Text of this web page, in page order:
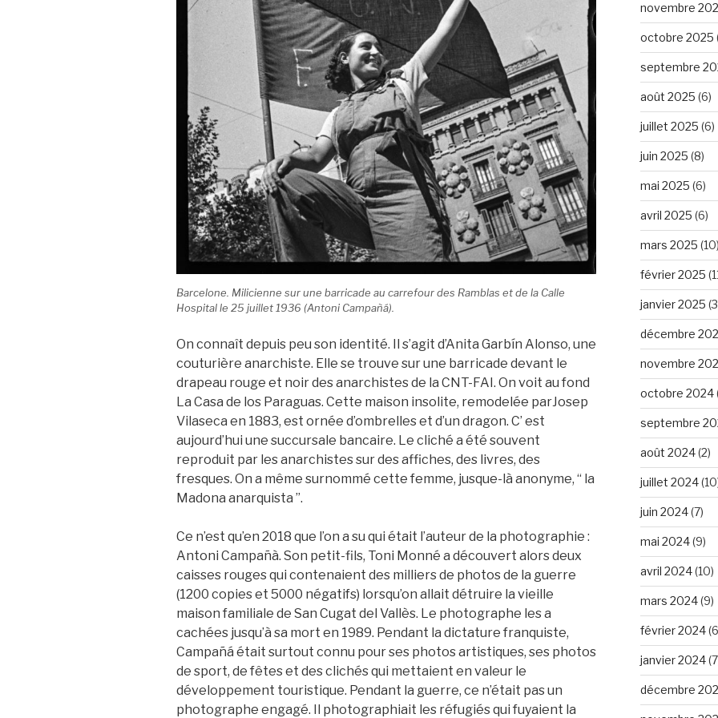
Barcelone. Milicienne sur une barricade au carrefour des Ramblas et de la Calle
Hospital le 25 juillet 1936 (Antoni Campañá).
On connaît depuis peu son identité. Il s’agit d’Anita Garbín Alonso, une
couturière anarchiste. Elle se trouve sur une barricade devant le
drapeau rouge et noir des anarchistes de la CNT-FAI. On voit au fond
La Casa de los Paraguas. Cette maison insolite, remodelée parJosep
Vilaseca en 1883, est ornée d’ombrelles et d’un dragon. C’ est
aujourd’hui une succursale bancaire. Le cliché a été souvent
reproduit par les anarchistes sur des affiches, des livres, des
fresques. On a même surnommé cette femme, jusque-là anonyme, “ la
Madona anarquista ”.
Ce n’est qu’en 2018 que l’on a su qui était l’auteur de la photographie :
Antoni Campañà. Son petit-fils, Toni Monné a découvert alors deux
caisses rouges qui contenaient des milliers de photos de la guerre
(1200 copies et 5000 négatifs) lorsqu’on allait détruire la vieille
maison familiale de San Cugat del Vallès. Le photographe les a
cachées jusqu’à sa mort en 1989. Pendant la dictature franquiste,
Campañá était surtout connu pour ses photos artistiques, ses photos
de sport, de fêtes et des clichés qui mettaient en valeur le
développement touristique. Pendant la guerre, ce n’était pas un
photographe engagé. Il photographiait les réfugiés qui fuyaient la
novembre
octobre 2025
septembre
août 2025 (6)
juillet 2025 (6)
juin 2025 (8)
mai 2025 (6)
avril 2025 (6)
mars 2025 (10)
février 2025
janvier 2025
décembre
novembre
octobre 2024
septembre
août 2024(2)
juillet 2024
juin 2024(7)
mai 2024(9)
avril 2024(10)
mars 2024(9)
février 2024
janvier 2024
décembre